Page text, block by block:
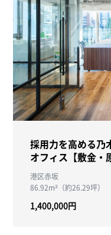
採用力を高める乃
オフィス【敷金・
港区赤坂
86.92m²（約26.29坪）
1,400,000円